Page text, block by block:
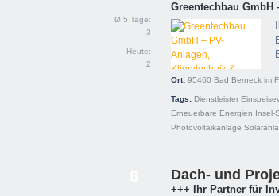
Ø 5 Tage:
3
Heute:
2
Greentechbau
Ort: 95460 Bad Berneck im
Tags: Dienstleister
Erneuerbare Energien Insel-
Photovoltaikanlage
Dach- und
+++ Ihr Partner für